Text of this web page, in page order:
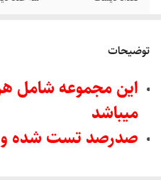
توضیحات
این مجموعه شامل
میباشد
صدرصد تست شده و